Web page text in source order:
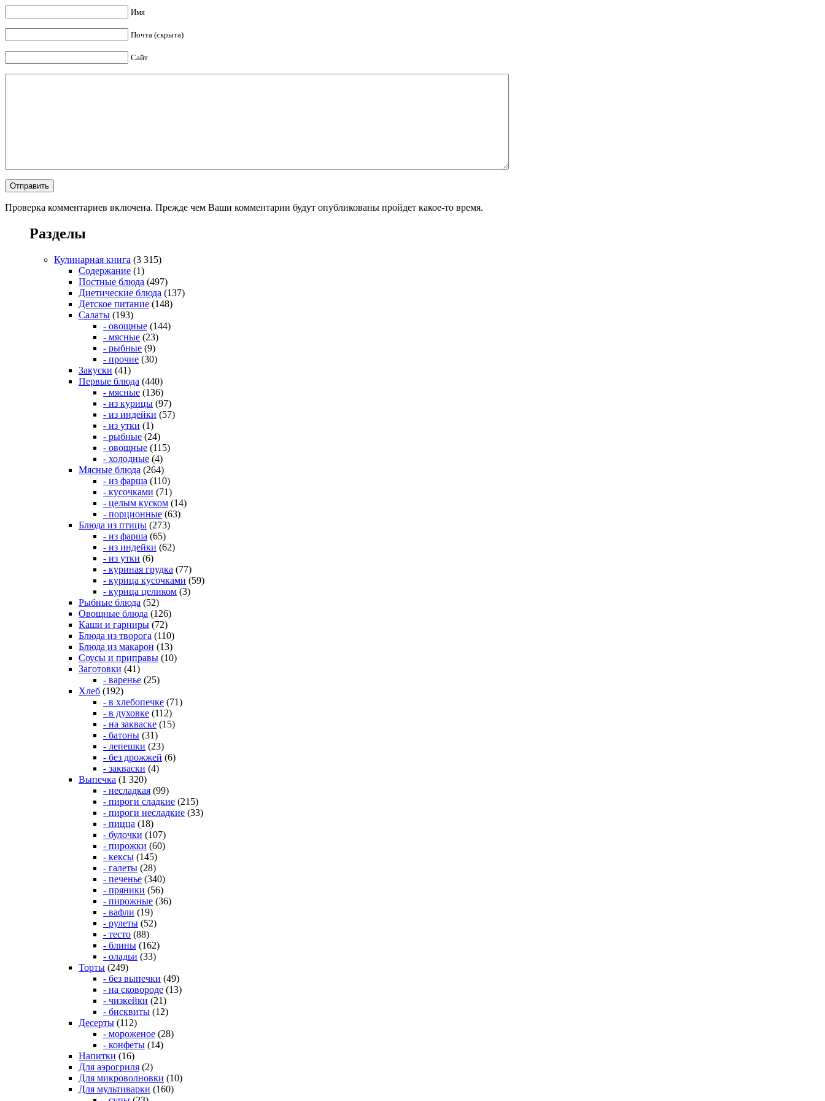
Имя
Почта (скрыта)
Сайт
Проверка комментариев включена. Прежде чем Ваши комментарии будут опубликованы пройдет какое-то время.
Разделы
Кулинарная книга (3 315)
Содержание (1)
Постные блюда (497)
Диетические блюда (137)
Детское питание (148)
Салаты (193)
- овощные (144)
- мясные (23)
- рыбные (9)
- прочие (30)
Закуски (41)
Первые блюда (440)
- мясные (136)
- из курицы (97)
- из индейки (57)
- из утки (1)
- рыбные (24)
- овощные (115)
- холодные (4)
Мясные блюда (264)
- из фарша (110)
- кусочками (71)
- целым куском (14)
- порционные (63)
Блюда из птицы (273)
- из фарша (65)
- из индейки (62)
- из утки (6)
- куриная грудка (77)
- курица кусочками (59)
- курица целиком (3)
Рыбные блюда (52)
Овощные блюда (126)
Каши и гарниры (72)
Блюда из творога (110)
Блюда из макарон (13)
Соусы и приправы (10)
Заготовки (41)
- варенье (25)
Хлеб (192)
- в хлебопечке (71)
- в духовке (112)
- на закваске (15)
- батоны (31)
- лепешки (23)
- без дрожжей (6)
- закваски (4)
Выпечка (1 320)
- несладкая (99)
- пироги сладкие (215)
- пироги несладкие (33)
- пицца (18)
- булочки (107)
- пирожки (60)
- кексы (145)
- галеты (28)
- печенье (340)
- пряники (56)
- пирожные (36)
- вафли (19)
- рулеты (52)
- тесто (88)
- блины (162)
- оладьи (33)
Торты (249)
- без выпечки (49)
- на сковороде (13)
- чизкейки (21)
- бисквиты (12)
Десерты (112)
- мороженое (28)
- конфеты (14)
Напитки (16)
Для аэрогриля (2)
Для микроволновки (10)
Для мультиварки (160)